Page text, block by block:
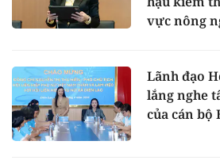
vực nông
Lãnh đạo
lắng nghe
của cán bộ